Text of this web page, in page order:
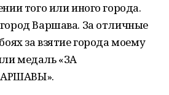
того или иного города.
Варшава. За отличные
за взятие города моему
медаль «ЗА